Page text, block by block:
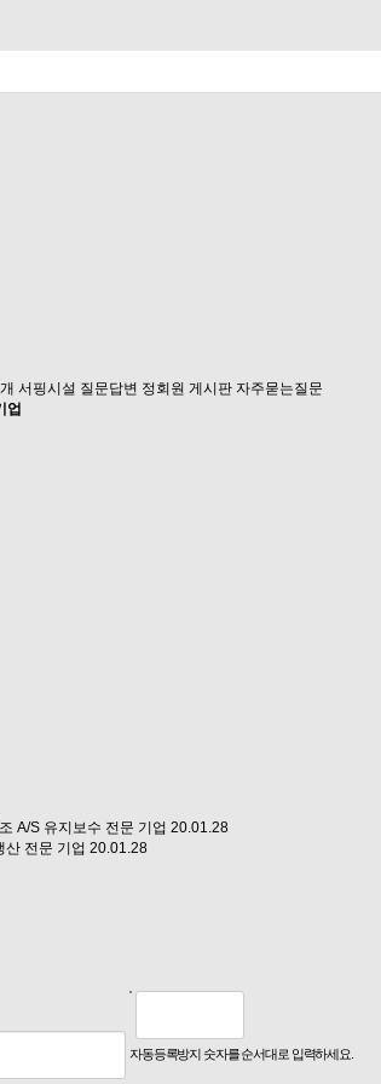
서핑시설 질문답변 정회원 게시판 자주묻는질문
업
A/S 유지보수 전문 기업 20.01.28
전문 기업 20.01.28
자동등록방지 숫자를 순서대로 입력하세요.